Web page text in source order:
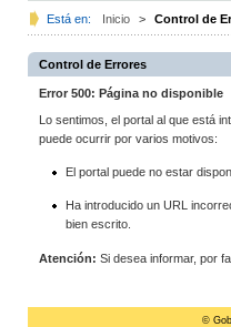
Está en: Inicio > Control de
Control de Errores
Error 500: Página no disponible
Lo sentimos, el portal al que está
puede ocurrir por varios motivos:
El portal puede no estar
Ha introducido un URL
bien escrito.
Atención: Si desea informar, por
©